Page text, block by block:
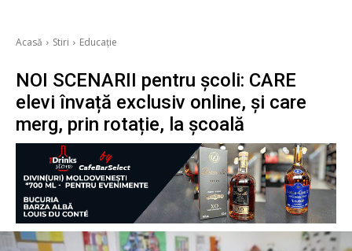
Acasă Stiri Educație
NOI SCENARII pentru școli: CARE
elevi învață exclusiv online, și care
merg, prin rotație, la școală